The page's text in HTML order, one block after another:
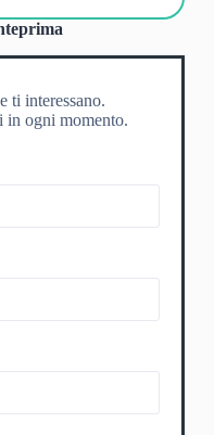
ti interessano.
in ogni momento.